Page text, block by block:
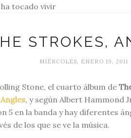
tocado vivir
STROKES,
MIÉRCOLES, ENERO 19, 2011
Stone, el cuarto álbum de
Angles, y según Albert Hammond
5 en la banda y hay diferentes
de los que se ve la música.